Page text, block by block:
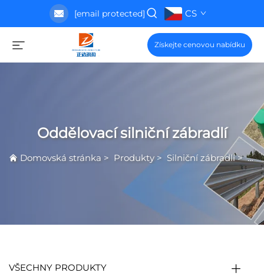
[email protected] CS
Získejte cenovou nabídku
Oddělovací silniční zábradlí
Domovská stránka > Produkty > Silniční zábradlí>
VŠECHNY PRODUKTY